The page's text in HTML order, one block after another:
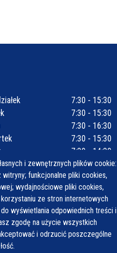
i zewnętrznych plików cookie:
funkcjonalne pliki cookies,
wydajnościowe pliki cookies,
ze stron internetowych
wyświetlania odpowiednich treści i
zgodę na użycie wszystkich
i odrzucić poszczególne
7:30 - 15:30
7:30 - 15:30
7:30 - 16:30
7:30 - 15:30
7:30 - 14:30